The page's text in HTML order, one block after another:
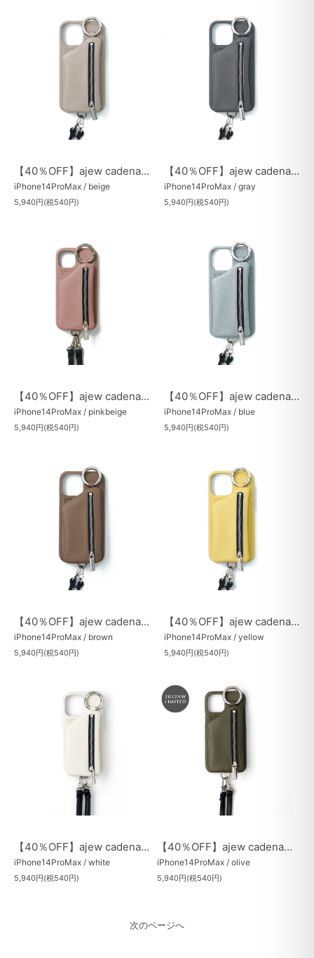
【40％OFF】ajew cadenas zipphone case
iPhone14ProMax / beige
5,940円(税540円)
【40％OFF】ajew cadenas zipphone case
iPhone14ProMax / gray
5,940円(税540円)
【40％OFF】ajew cadenas zipphone case
iPhone14ProMax / pinkbeige
5,940円(税540円)
【40％OFF】ajew cadenas zipphone case
iPhone14ProMax / blue
5,940円(税540円)
【40％OFF】ajew cadenas zipphone case
iPhone14ProMax / brown
5,940円(税540円)
【40％OFF】ajew cadenas zipphone case
iPhone14ProMax / yellow
5,940円(税540円)
【40％OFF】ajew cadenas zipphone case
iPhone14ProMax / white
5,940円(税540円)
【40％OFF】ajew cadenas zipphone case
iPhone14ProMax / olive
5,940円(税540円)
次のページへ